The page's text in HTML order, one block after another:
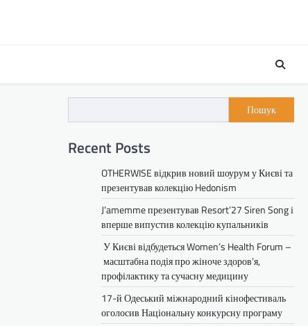
Пошук
Recent Posts
OTHERWISE відкрив новий шоурум у Києві та
презентував колекцію Hedonism
J’amemme презентував Resort’27 Siren Song і
вперше випустив колекцію купальників
У Києві відбудеться Women’s Health Forum –
масштабна подія про жіноче здоров’я,
профілактику та сучасну медицину
17-й Одеський міжнародний кінофестиваль
оголосив Національну конкурсну програму